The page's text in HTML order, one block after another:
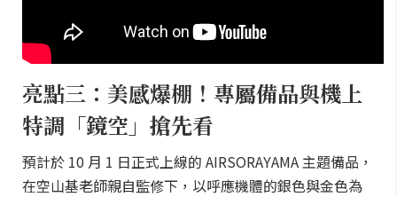
亮點三：美感爆棚！專屬備品與機上
特調「鏡空」搶先看
預計於 10 月 1 日正式上線的 AIRSORAYAMA 主題備品，
在空山基老師親自監修下，以呼應機體的銀色與金色為